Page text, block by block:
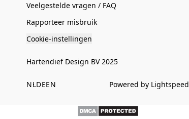
Veelgestelde vragen / FAQ
Rapporteer misbruik
Cookie-instellingen
Hartendief Design BV 2025
NLDEEN Powered by Lightspeed